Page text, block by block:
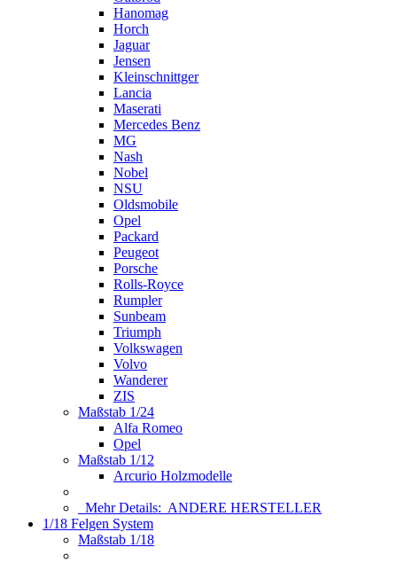
Hanomag
Horch
Jaguar
Jensen
Kleinschnittger
Lancia
Maserati
Mercedes Benz
MG
Nash
Nobel
NSU
Oldsmobile
Opel
Packard
Peugeot
Porsche
Rolls-Royce
Rumpler
Sunbeam
Triumph
Volkswagen
Volvo
Wanderer
ZIS
Maßstab 1/24
Alfa Romeo
Opel
Maßstab 1/12
Arcurio Holzmodelle
Mehr Details: ANDERE HERSTELLER
1/18 Felgen System
Maßstab 1/18